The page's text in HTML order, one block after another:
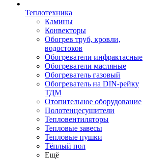
Теплотехника
Камины
Конвекторы
Обогрев труб, кровли,
водостоков
Обогреватели инфрактасные
Обогреватели масляные
Обогреватель газовый
Обогреватель на DIN-рейку
ТДМ
Отопительное оборудование
Полотенцесушители
Тепловентиляторы
Тепловые завесы
Тепловые пушки
Тёплый пол
Ещё